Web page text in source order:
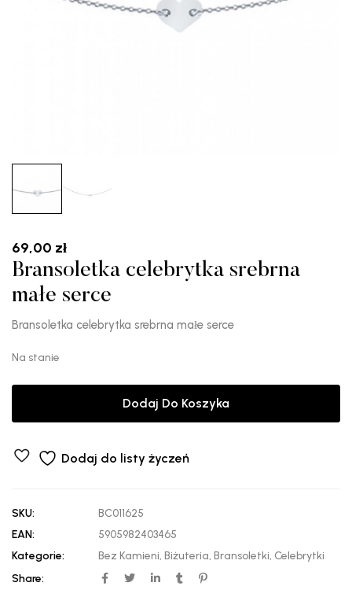
69,00 zł
Bransoletka celebrytka srebrna
małe serce
Bransoletka celebrytka srebrna małe serce
Na stanie
Dodaj Do Koszyka
Dodaj do listy życzeń
SKU:
BC011625
EAN:
5905982403465
Kategorie:
Bez Kamieni, Biżuteria, Bransoletki, Celebrytki
Share: